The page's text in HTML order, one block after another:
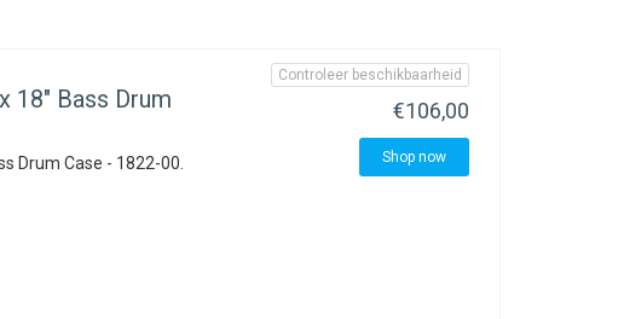
18" Bass Drum
Drum Case - 1822-00.
Controleer beschikbaarheid
€106,00
Shop now